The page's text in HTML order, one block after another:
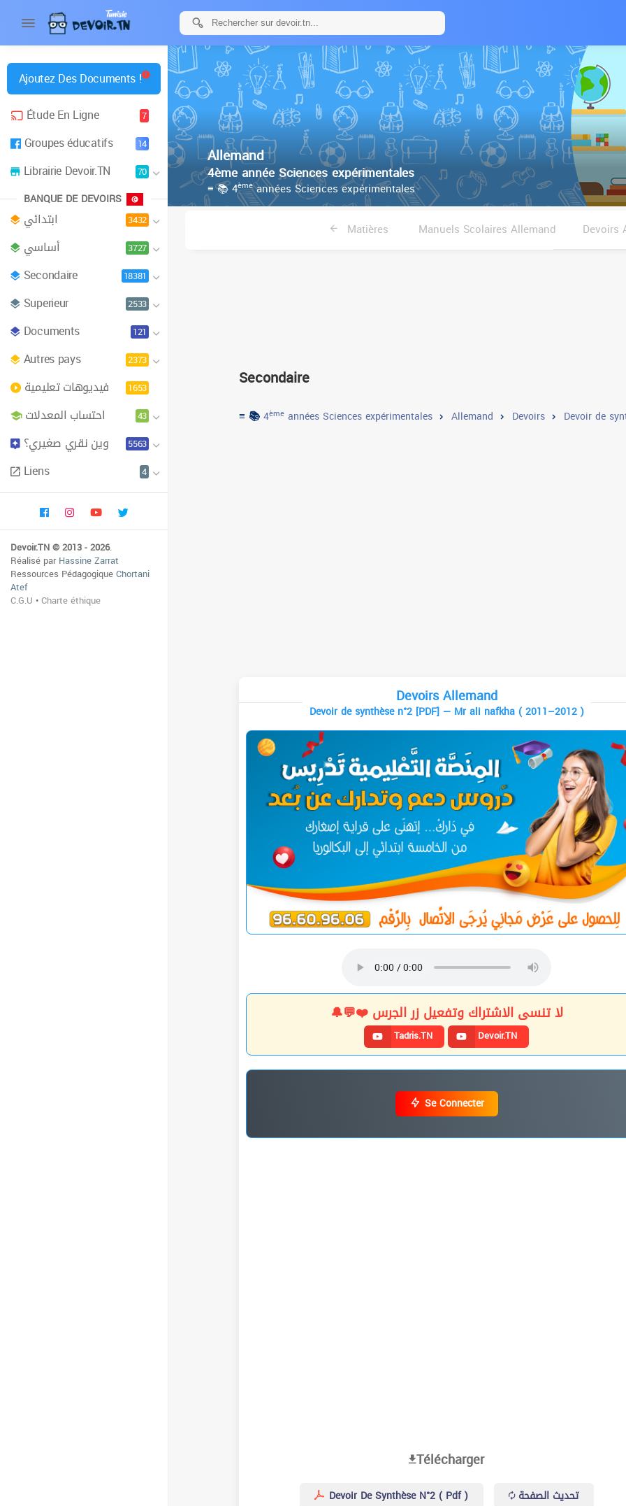
Ajoutez Des Documents !
Étude En Ligne
7
Groupes éducatifs 14
Librairie Devoir.TN 70
BANQUE DE DEVOIRS
ابتدائي 3432
أساسي 3727
Secondaire 18381
Superieur 2533
Documents 121
Autres pays 2373
فيديوهات تعليمية 1653
احتساب المعدلات 43
وين نقري صغيري؟ 5563
Liens 4
Devoir.TN © 2013 - 2026.
Réalisé parHassine Zarrat
Ressources PédagogiqueChortani
Atef
C.G.U •Charte éthique
Allemand
4ème année Sciences expérimentales
≡ 📚 4èmeannées Sciences expérimentales
Matières Manuels Scolaires Allemand Devoirs
Secondaire
≡ 📚4ème années Sciences expérimentales Allemand Devoirs Devoir de
Devoirs Allemand
Devoir de synthèse n°2 [PDF] — Mr ali nafkha ( 2011–2012 )
لا تنسى الاشتراك وتفعيل زر الجرس ❤️💬🔔
Tadris.TN Devoir.TN
Se Connecter
Télécharger
Devoir De Synthèse N°2 ( Pdf ) تحديث الصفحة